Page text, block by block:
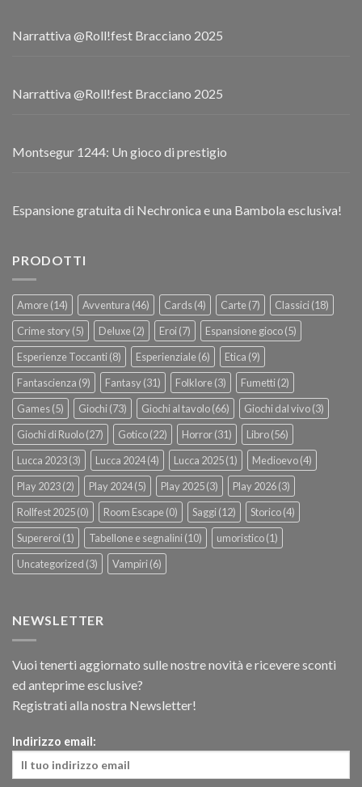
Narrattiva @Roll!fest Bracciano 2025
Narrattiva @Roll!fest Bracciano 2025
Montsegur 1244: Un gioco di prestigio
Espansione gratuita di Nechronica e una Bambola esclusiva!
PRODOTTI
Amore(14) Avventura (46) Cards(4) Carte(7) Classici(18)
Crime story(5) Deluxe(2) Eroi(7) Espansione gioco(5)
Esperienze Toccanti(8) Esperienziale(6) Etica (9)
Fantascienza (9) Fantasy(31) Folklore(3) Fumetti(2)
Games(5) Giochi(73) Giochi al tavolo(66) Giochi dal vivo(3)
Giochi di Ruolo(27) Gotico(22) Horror(31) Libro(56)
Lucca 2023(3) Lucca 2024(4) Lucca 2025(1) Medioevo(4)
Play 2023(2) Play 2024(5) Play 2025(3) Play 2026(3)
Rollfest 2025(0) Room Escape(0) Saggi(12) Storico(4)
Supereroi(1) Tabellone e segnalini(10) umoristico(1)
Uncategorized (3) Vampiri(6)
NEWSLETTER
Vuoi tenerti aggiornato sulle nostre novità e ricevere sconti
ed anteprime esclusive?
Registrati alla nostra Newsletter!
Indirizzo email: